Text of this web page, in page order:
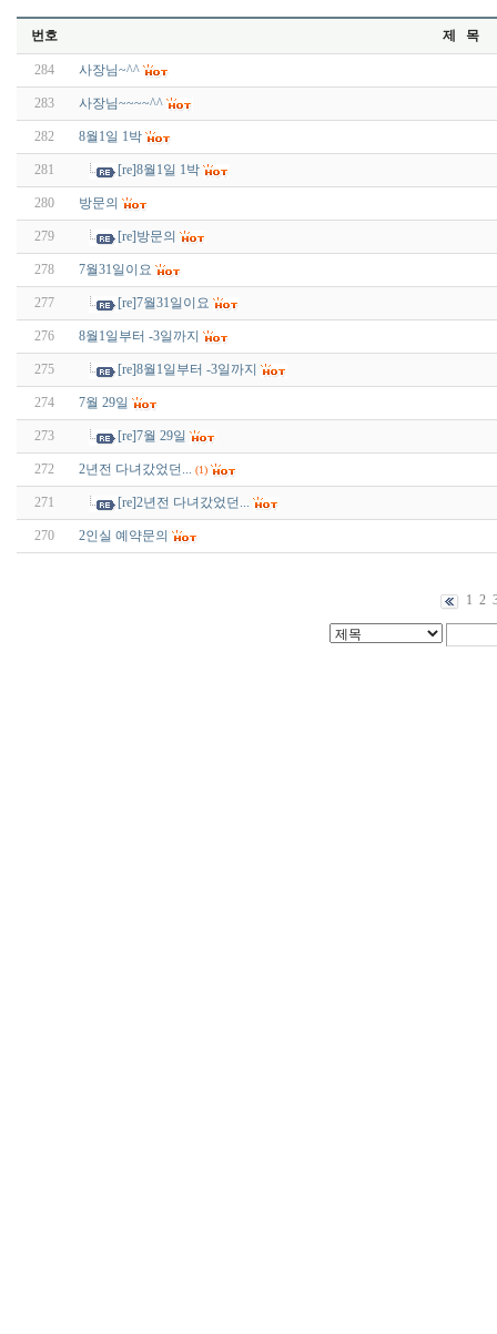
번호 제 목
284 사장님~^^
283 사장님~~~~^^
282 8월1일 1박
281 [re]8월1일 1박
280 방문의
279 [re]방문의
278 7월31일이요
277 [re]7월31일이요
276 8월1일부터 -3일까지
275 [re]8월1일부터 -3일까지
274 7월 29일
273 [re]7월 29일
272 2년전 다녀갔었던... (1)
271 [re]2년전 다녀갔었던...
270 2인실 예약문의
1 2